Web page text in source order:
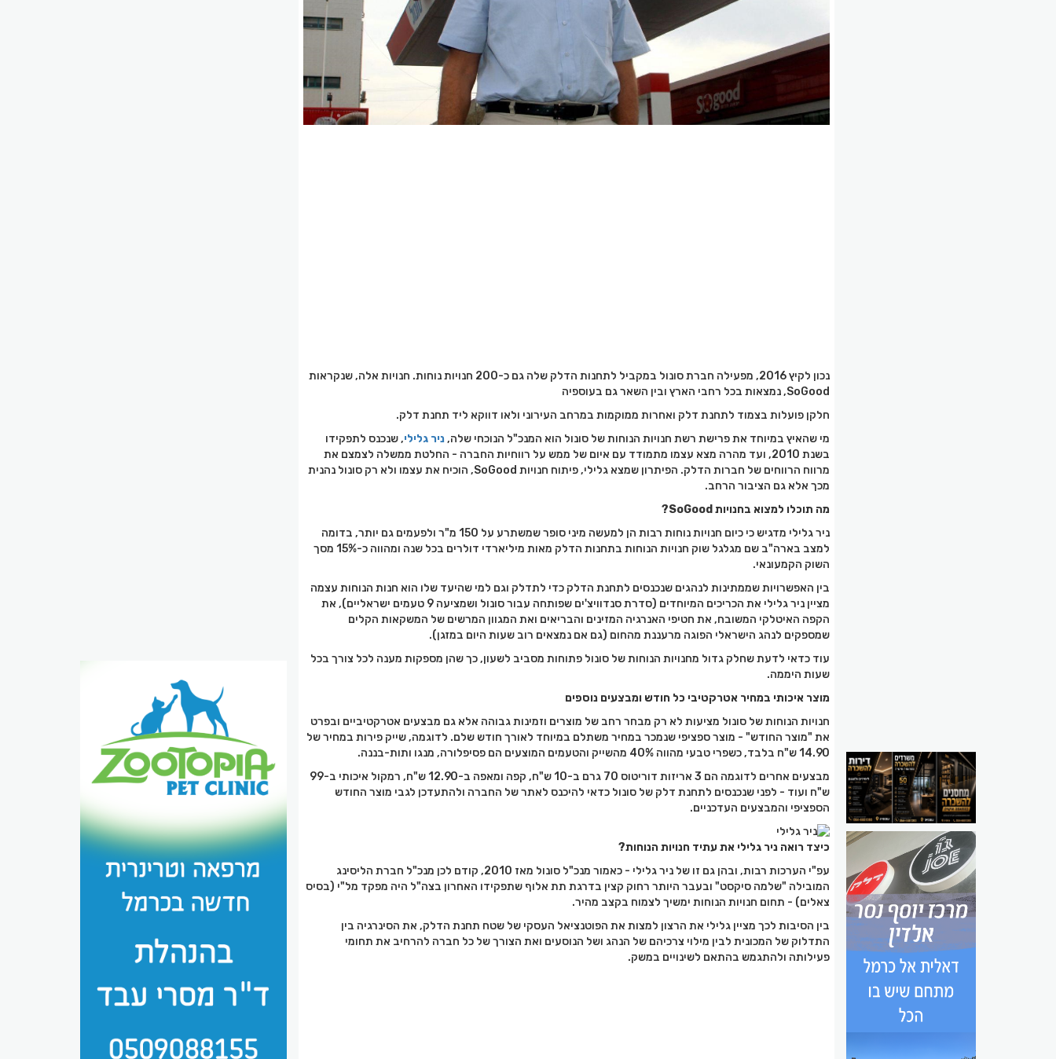
נכון לקיץ 2016, מפעילה חברת סונול במקביל לתחנות הדלק שלה גם כ-200 חנויות נוחות. חנויות אלה, שנקראות
SoGood, נמצאות בכל רחבי הארץ ובין השאר גם בעוספיה
חלקן פועלות בצמוד לתחנת דלק ואחרות ממוקמות במרחב העירוני ולאו דווקא ליד תחנת דלק.
מי שהאיץ במיוחד את פרישת רשת חנויות הנוחות של סונול הוא המנכ"ל הנוכחי שלה,ניר גלילי, שנכנס לתפקידו
בשנת 2010, ועד מהרה מצא עצמו מתמודד עם איום של ממש על רווחיות החברה - החלטת ממשלה לצמצם את
מרווח הרווחים של חברות הדלק. הפיתרון שמצא גלילי, פיתוח חנויות SoGood, הוכיח את עצמו ולא רק סונול נהנית
מכך אלא גם הציבור הרחב.
מה תוכלו למצוא בחנויות SoGood?
ניר גלילי מדגיש כי כיום חנויות נוחות רבות הן למעשה מיני סופר שמשתרע על 150 מ"ר ולפעמים גם יותר, בדומה
למצב בארה"ב שם מגלגל שוק חנויות הנוחות בתחנות הדלק מאות מיליארדי דולרים בכל שנה ומהווה כ-15% מסך
השוק הקמעונאי.
בין האפשרויות שממתינות לנהגים שנכנסים לתחנת הדלק כדי לתדלק וגם למי שהיעד שלו הוא חנות הנוחות עצמה
מציין ניר גלילי את הכריכים המיוחדים (סדרת סנדוויצ'ים שפותחה עבור סונול ושמציעה 9 טעמים ישראליים), את
הקפה האיטלקי המשובח, את חטיפי האנרגיה המזינים והבריאים ואת המגוון המרשים של המשקאות הקלים
שמספקים לנהג הישראלי הפוגה מרעננת מהחום (גם אם נמצאים רוב שעות היום במזגן).
עוד כדאי לדעת שחלק גדול מחנויות הנוחות של סונול פתוחות מסביב לשעון, כך שהן מספקות מענה לכל צורך בכל
שעות היממה.
מוצר איכותי במחיר אטרקטיבי כל חודש ומבצעים נוספים
חנויות הנוחות של סונול מציעות לא רק מבחר רחב של מוצרים וזמינות גבוהה אלא גם מבצעים אטרקטיביים ובפרט
את "מוצר החודש" - מוצר ספציפי שנמכר במחיר משתלם במיוחד לאורך חודש שלם. לדוגמה, שייק פירות במחיר של
14.90 ש"ח בלבד, כשפרי טבעי מהווה 40% מהשייק והטעמים המוצעים הם פסיפלורה, מנגו ותות-בננה.
מבצעים אחרים לדוגמה הם 3 אריזות דוריטוס 70 גרם ב-10 ש"ח, קפה ומאפה ב-12.90 ש"ח, רמקול איכותי ב-99
ש"ח ועוד - לפני שנכנסים לתחנת דלק של סונול כדאי להיכנס לאתר של החברה ולהתעדכן לגבי מוצר החודש
הספציפי והמבצעים העדכניים.
כיצד רואה ניר גלילי את עתיד חנויות הנוחות?
עפ"י הערכות רבות, ובהן גם זו של ניר גלילי - כאמור מנכ"ל סונול מאז 2010, קודם לכן מנכ"ל חברת הליסינג
המובילה "שלמה סיקסט" ובעבר היותר רחוק קצין בדרגת תת אלוף שתפקידו האחרון בצה"ל היה מפקד מל"י (בסיס
צאלים) - תחום חנויות הנוחות ימשיך לצמוח בקצב מהיר.
בין הסיבות לכך מציין גלילי את הרצון למצות את הפוטנציאל העסקי של שטח תחנת הדלק, את הסינרגיה בין
התדלוק של המכונית לבין מילוי צרכיהם של הנהג ושל הנוסעים ואת הצורך של כל חברה להרחיב את תחומי
פעילותה ולהתגמש בהתאם לשינויים במשק.